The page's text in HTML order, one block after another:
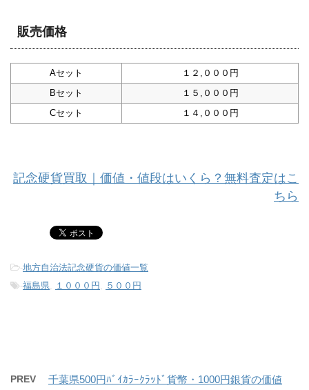
販売価格
Aセット
１２,０００円
Bセット
１５,０００円
Cセット
１４,０００円
記念硬貨買取｜価値・値段はいくら？無料査定はこ
ちら
-地方自治法記念硬貨の価値一覧
-福島県, １０００円 , ５００円
PREV
千葉県500円ﾊﾞｲｶﾗｰｸﾗｯﾄﾞ貨幣・1000円銀貨の価値